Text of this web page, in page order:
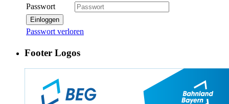
Passwort
Einloggen
Passwort verloren
Footer Logos